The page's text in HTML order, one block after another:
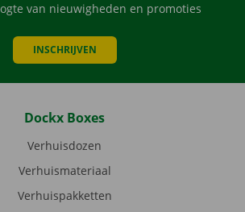
van nieuwigheden en promoties
INSCHRIJVEN
Dockx Boxes
Verhuisdozen
Verhuismateriaal
Verhuispakketten